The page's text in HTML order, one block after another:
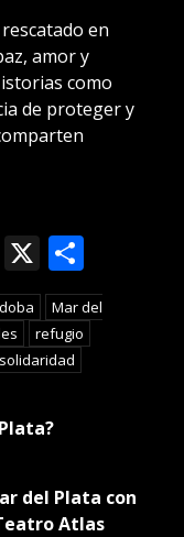
en
amor y
como
de proteger y
Email
X
Mar del
refugio
solidaridad
del Plata con
Atlas